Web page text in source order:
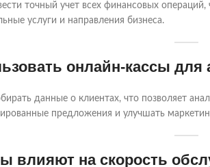
точный учет всех финансовых
услуги и направления бизнеса.
онлайн-кассы для
данные о клиентах, что позволяет
предложения и улучшать
влияют на скорость